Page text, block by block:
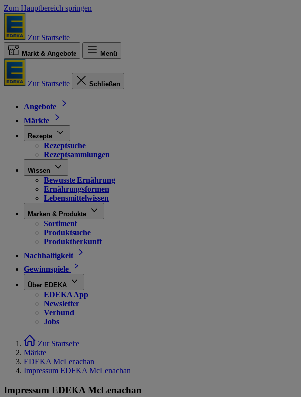
Zum Hauptbereich springen
Zur Startseite
Markt & Angebote Menü
Zur Startseite Schließen
Angebote
Märkte
Rezepte
Rezeptsuche
Rezeptsammlungen
Wissen
Bewusste Ernährung
Ernährungsformen
Lebensmittelwissen
Marken & Produkte
Sortiment
Produktsuche
Produktherkunft
Nachhaltigkeit
Gewinnspiele
Über EDEKA
EDEKA App
Newsletter
Verbund
Jobs
Zur Startseite
Märkte
EDEKA McLenachan
Impressum EDEKA McLenachan
Impressum EDEKA McLenachan